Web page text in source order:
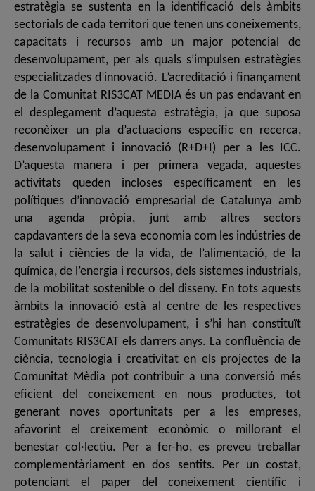
estratègia se sustenta en la identificació dels àmbits
sectorials de cada territori que tenen uns coneixements,
capacitats i recursos amb un major potencial de
desenvolupament, per als quals s’impulsen estratègies
especialitzades d’innovació. L’acreditació i finançament
de la Comunitat RIS3CAT MEDIA és un pas endavant en
el desplegament d’aquesta estratègia, ja que suposa
reconèixer un pla d’actuacions específic en recerca,
desenvolupament i innovació (R+D+I) per a les ICC.
D’aquesta manera i per primera vegada, aquestes
activitats queden incloses específicament en les
polítiques d’innovació empresarial de Catalunya amb
una agenda pròpia, junt amb altres sectors
capdavanters de la seva economia com les indústries de
la salut i ciències de la vida, de l’alimentació, de la
química, de l’energia i recursos, dels sistemes industrials,
de la mobilitat sostenible o del disseny. En tots aquests
àmbits la innovació està al centre de les respectives
estratègies de desenvolupament, i s’hi han constituït
Comunitats RIS3CAT els darrers anys. La confluència de
ciència, tecnologia i creativitat en els projectes de la
Comunitat Mèdia pot contribuir a una conversió més
eficient del coneixement en nous productes, tot
generant noves oportunitats per a les empreses,
afavorint el creixement econòmic o millorant el
benestar col·lectiu. Per a fer-ho, es preveu treballar
complementàriament en dos sentits. Per un costat,
potenciant el paper del coneixement científic i